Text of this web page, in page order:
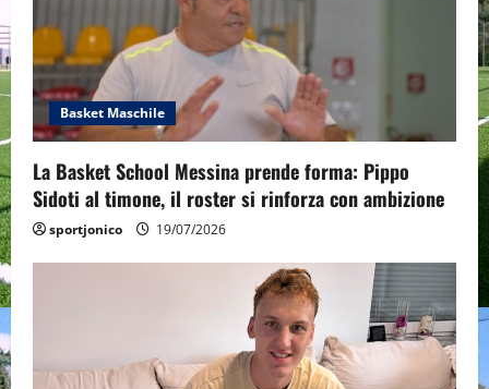
Basket Maschile
La Basket School Messina prende forma: Pippo
Sidoti al timone, il roster si rinforza con ambizione
sportjonico 19/07/2026